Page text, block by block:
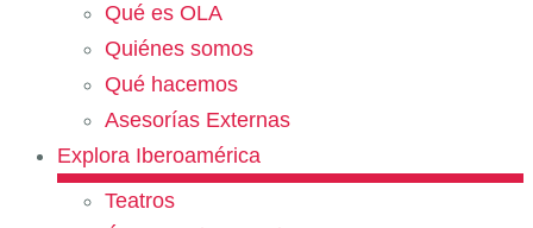
Qué es OLA
Quiénes somos
Qué hacemos
Asesorías Externas
Explora Iberoamérica
Teatros